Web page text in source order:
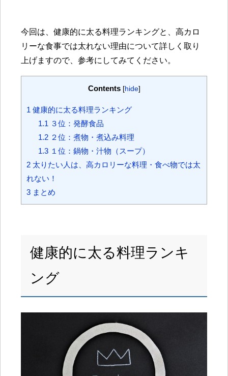
今回は、 健康的に太る料理ランキングと、高カロ
リーな食事では太れない理由について詳しく取り
上げますので、参考にしてみてください。
Contents [hide]
1 健康的に太る料理ランキング
1.1 ３位：発酵食品
1.2２位：煮物・煮込み料理
1.3１位：鍋物・汁物（スープ）
2 太りたい人は、高カロリーな料理・食べ物では太
れない！
3 まとめ
健康的に太る料理ランキ
ング